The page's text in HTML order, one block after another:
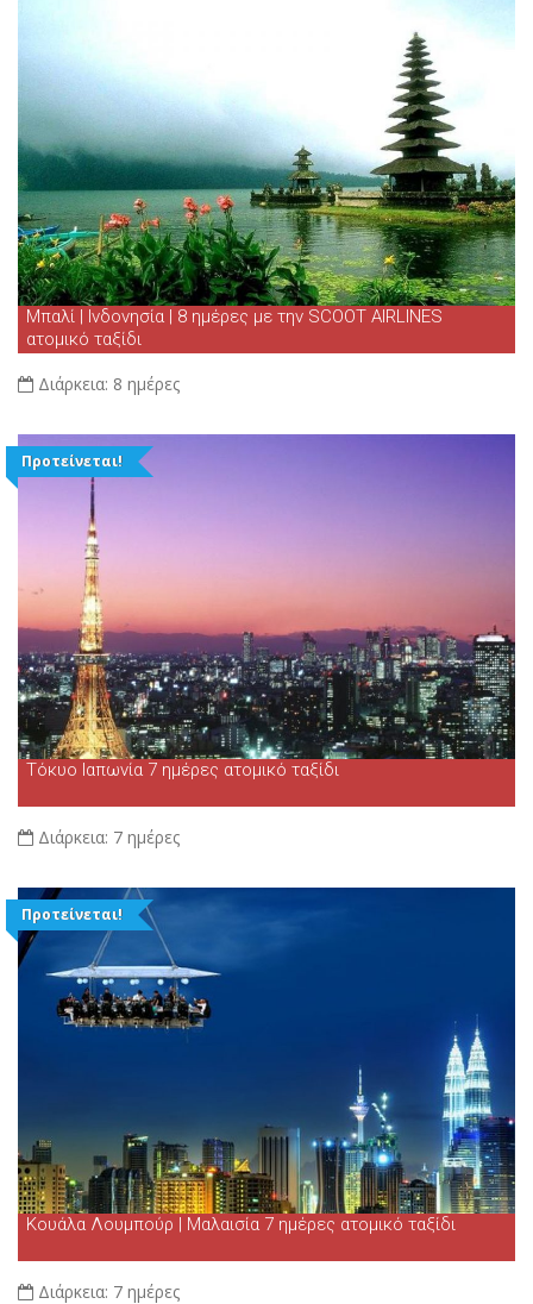
Μπαλί | Ινδονησία | 8 ημέρες με την SCOOT AIRLINES
ατομικό ταξίδι
Διάρκεια: 8 ημέρες
Προτείνεται!
Τόκυο Ιαπωνία 7 ημέρες ατομικό ταξίδι
Διάρκεια: 7 ημέρες
Προτείνεται!
Κουάλα Λουμπούρ | Μαλαισία 7 ημέρες ατομικό ταξίδι
Διάρκεια: 7 ημέρες